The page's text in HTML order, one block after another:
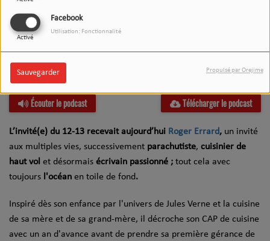
Facebook
Activé
Utilisation: Fonctionnalité
Sauvegarder Propulsé par Orejime
10 JUIN 2026
Écouter le podcast
Télécharger le podcast
L’invité(e) du 12-13 recevait aujourd’hui Roger Errard, un invité
aux multiples vies, successivement parachutiste, cuisinier de
haut vol et désormais écrivain passionné ; tout cela avec
toujours l'océan en toile de fond.
Inspiré dès son enfance par l'univers de Jules Verne et la cuisine
de sa mère et de sa grand-mère, il décroche son CAP de cuisine
avec un an d'avance avant de prendre sa première gérance de